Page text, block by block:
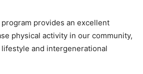
provides an excellent
physical activity in our community,
and intergenerational